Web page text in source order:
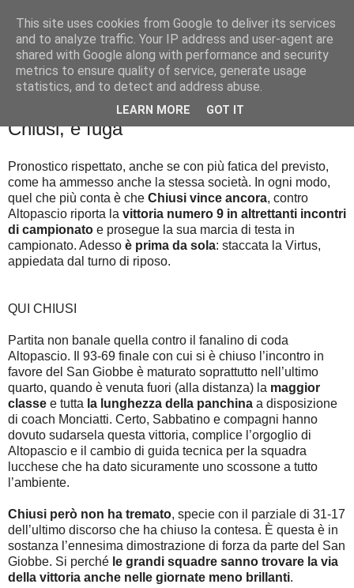
Palla al cerchio
lunedì 25 novembre 2019
Mai dire Gold: La nona sinfonia di
Chiusi, è fuga
Pronostico rispettato, anche se con più fatica del previsto,
come ha ammesso anche la stessa società. In ogni modo,
quel che più conta è che Chiusi vince ancora, contro
Altopascio riporta la vittoria numero 9 in altrettanti incontri
di campionato e prosegue la sua marcia di testa in
campionato. Adesso è prima da sola: staccata la Virtus,
appiedata dal turno di riposo.
QUI CHIUSI
Partita non banale quella contro il fanalino di coda
Altopascio. Il 93-69 finale con cui si è chiuso l’incontro in
favore del San Giobbe è maturato soprattutto nell’ultimo
quarto, quando è venuta fuori (alla distanza) la maggior
classe e tutta la lunghezza della panchina a disposizione
di coach Monciatti. Certo, Sabbatino e compagni hanno
dovuto sudarsela questa vittoria, complice l’orgoglio di
Altopascio e il cambio di guida tecnica per la squadra
lucchese che ha dato sicuramente uno scossone a tutto
l’ambiente.
Chiusi però non ha tremato, specie con il parziale di 31-17
dell’ultimo discorso che ha chiuso la contesa. È questa è in
sostanza l’ennesima dimostrazione di forza da parte del San
Giobbe. Si perché le grandi squadre sanno trovare la via
della vittoria anche nelle giornate meno brillanti.
This site uses cookies from Google to deliver its services
and to analyze traffic. Your IP address and user-agent are
shared with Google along with performance and security
metrics to ensure quality of service, generate usage
statistics, and to detect and address abuse.
LEARN MORE GOT IT